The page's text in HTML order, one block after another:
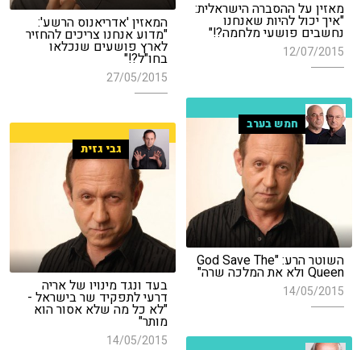
מאזין על ההסברה הישראלית:
"איך יכול להיות שאנחנו
נחשבים פושעי מלחמה?!"
12/07/2015
המאזין 'אדריאנוס הרשע':
"מדוע אנחנו צריכים להחזיר
לארץ פושעים שנכלאו
בחו"ל?!"
27/05/2015
חמש בערב
השוטר הרע: "God Save The
Queen ולא את המלכה שרה"
14/05/2015
גבי גזית
בעד ונגד מינויו של אריה
דרעי לתפקיד שר בישראל -
"לא כל מה שלא אסור הוא
מותר"
14/05/2015